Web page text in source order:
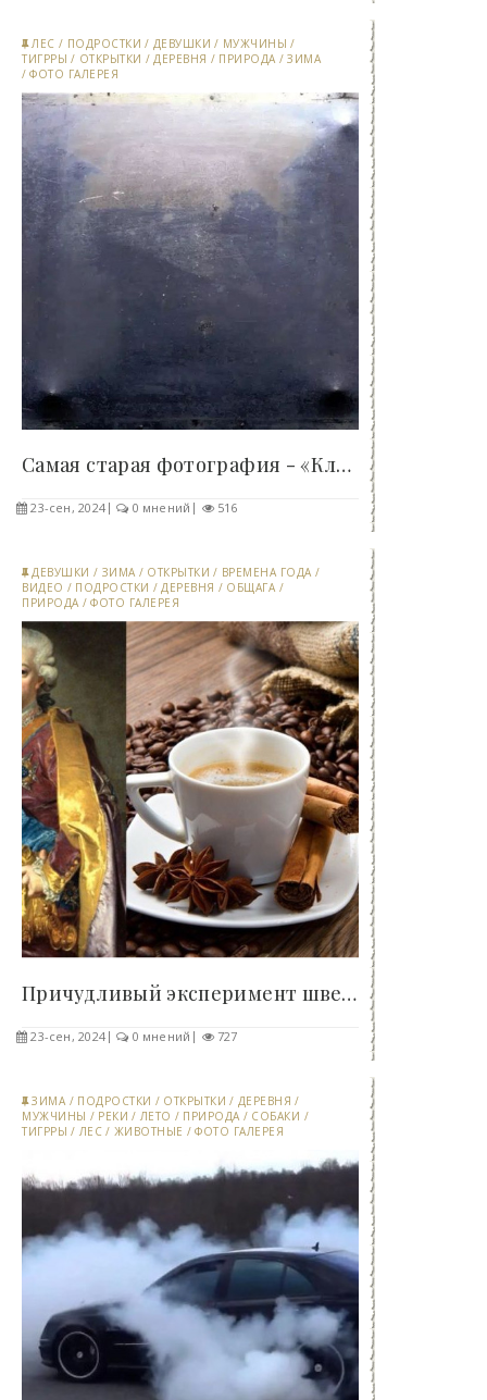
ЛЕС / ПОДРОСТКИ / ДЕВУШКИ / МУЖЧИНЫ /
ТИГРРЫ / ОТКРЫТКИ /ДЕРЕВНЯ / ПРИРОДА /ЗИМА
/ФОТО ГАЛЕРЕЯ
Самая старая фотография - «Клуб - Юмора»..
23-сен, 2024 0 мнений 516
ДЕВУШКИ / ЗИМА / ОТКРЫТКИ / ВРЕМЕНА ГОДА /
ВИДЕО / ПОДРОСТКИ /ДЕРЕВНЯ / ОБЩАГА /
ПРИРОДА /ФОТО ГАЛЕРЕЯ
Причудливый эксперимент шведского короля Густава..
23-сен, 2024 0 мнений 727
ЗИМА / ПОДРОСТКИ / ОТКРЫТКИ / ДЕРЕВНЯ /
МУЖЧИНЫ / РЕКИ / ЛЕТО / ПРИРОДА / СОБАКИ /
ТИГРРЫ / ЛЕС / ЖИВОТНЫЕ /ФОТО ГАЛЕРЕЯ